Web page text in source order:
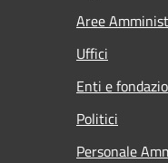
Aree
Uffici
Enti e
Politici
Personale